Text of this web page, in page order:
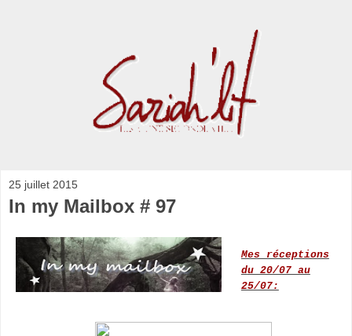
25 juillet 2015
In my Mailbox # 97
Mes réceptions
du 20/07 au
25/07: